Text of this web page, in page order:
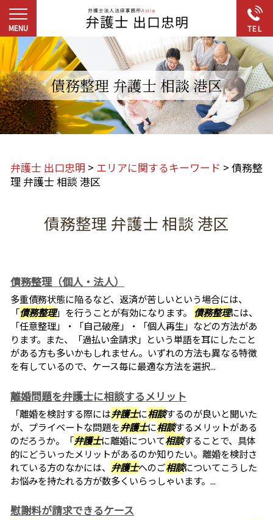
債務整理 弁護士 相談 港区
弁護士 出口忠明 > エリアに関するキーワード > 債務整
理 弁護士 相談 港区
債務整理 弁護士 相談 港区
債務整理（個人・法人）
多重債務状態に陥るなど、返済が苦しいという場合には、
「債務整理」を行うことが有効になります。 債務整理には、
「任意整理」・「自己破産」・「個人再生」などの方法があ
ります。また、「過払い金請求」という単語を耳にしたこと
がある方も多いかもしれません。いずれの方法も異なる特徴
を有しているので、ケース毎に最適な方法を選択...
離婚問題を弁護士に相談するメリット
「離婚を検討する際には弁護士に相談するのが良いと聞いた
が、プライベートな問題を弁護士に相談するメリットがある
のだろうか。「弁護士に離婚について相談することで、具体
的にどういったメリットがあるのか知りたい。離婚を検討さ
れている方のなかには、 弁護士へのご相談についてこうした
お悩みを持たれる方が数多くいらっしゃいます。...
慰謝料が請求できるケース